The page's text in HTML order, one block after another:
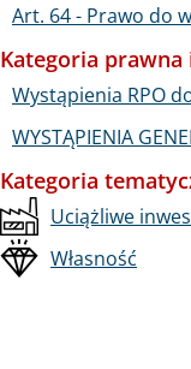
Art. 64 - Prawo do
Kategoria prawna
Wystąpienia RPO
WYSTĄPIENIA
Kategoria
Uciążliwe
Własność